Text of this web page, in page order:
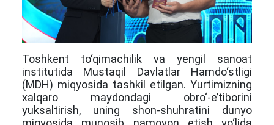
Toshkent to‘qimachilik va yengil sanoat
institutida Mustaqil Davlatlar Hamdo‘stligi
(MDH) miqyosida tashkil etilgan. Yurtimizning
xalqaro maydondagi obro‘-e’tiborini
yuksaltirish, uning shon-shuhratini dunyo